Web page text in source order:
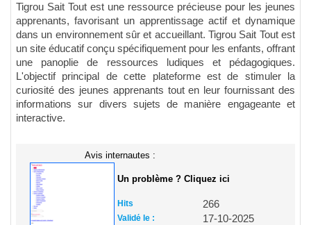
Tigrou Sait Tout est une ressource précieuse pour les jeunes
apprenants, favorisant un apprentissage actif et dynamique
dans un environnement sûr et accueillant. Tigrou Sait Tout est
un site éducatif conçu spécifiquement pour les enfants, offrant
une panoplie de ressources ludiques et pédagogiques.
L'objectif principal de cette plateforme est de stimuler la
curiosité des jeunes apprenants tout en leur fournissant des
informations sur divers sujets de manière engageante et
interactive.
Avis internautes :
Un problème ? Cliquez ici
Hits 266
Validé le :
17-10-2025